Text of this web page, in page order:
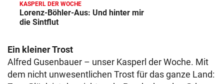
KASPERL DER WOCHE
Lorenz-Böhler-Aus: Und hinter mir
die Sintflut
Ein kleiner Trost
Alfred Gusenbauer – unser Kasperl der Woche. Mit
dem nicht unwesentlichen Trost für das ganze Land: